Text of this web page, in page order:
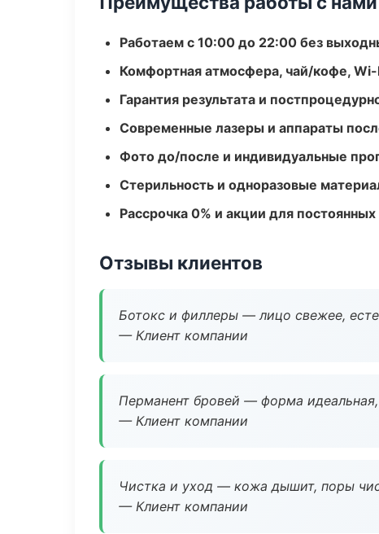
Работаем с 10:00 до 22:00 без
Комфортная атмосфера, чай/кофе, Wi-
Гарантия результата и
Современные лазеры и аппараты
Фото до/после и индивидуальные
Стерильность и одноразовые
Рассрочка 0% и акции для
Отзывы клиентов
Ботокс и филлеры — лицо свежее,
— Клиент компании
Перманент бровей — форма
— Клиент компании
Чистка и уход — кожа дышит, поры
— Клиент компании